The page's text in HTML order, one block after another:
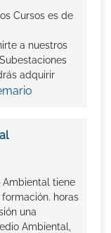
Cursos es de
a nuestros
adquirir
Ambiental tiene
horas
una
Ambiental,